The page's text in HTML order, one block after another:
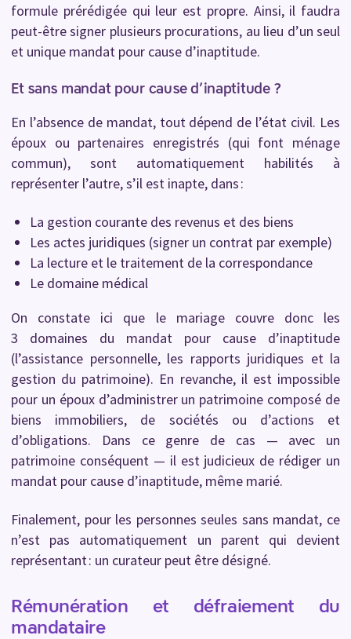
formule prérédigée qui leur est propre. Ainsi, il faudra
peut-être signer plusieurs procurations, au lieu d’un seul
et unique mandat pour cause d’inaptitude.
Et sans mandat pour cause d’inaptitude ?
En l’absence de mandat, tout dépend de l’état civil. Les
époux ou partenaires enregistrés (qui font ménage
commun), sont automatiquement habilités à
représenter l’autre, s’il est inapte, dans :
La gestion courante des revenus et des biens
Les actes juridiques (signer un contrat par exemple)
La lecture et le traitement de la correspondance
Le domaine médical
On constate ici que le mariage couvre donc les
3 domaines du mandat pour cause d’inaptitude
(l’assistance personnelle, les rapports juridiques et la
gestion du patrimoine). En revanche, il est impossible
pour un époux d’administrer un patrimoine composé de
biens immobiliers, de sociétés ou d’actions et
d’obligations. Dans ce genre de cas — avec un
patrimoine conséquent — il est judicieux de rédiger un
mandat pour cause d’inaptitude, même marié.
Finalement, pour les personnes seules sans mandat, ce
n’est pas automatiquement un parent qui devient
représentant : un curateur peut être désigné.
Rémunération et défraiement du
mandataire